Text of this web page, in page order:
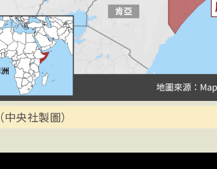
（中央社製圖）